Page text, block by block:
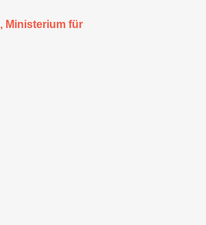
, Ministerium für